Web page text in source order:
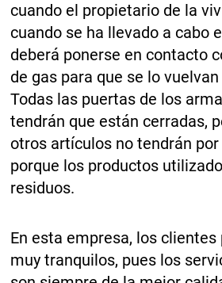
cuando el propietario de la
cuando se ha llevado a cabo
deberá ponerse en contacto
de gas para que se lo
Todas las puertas de los
tendrán que están cerradas,
otros artículos no tendrán
porque los productos
residuos.
En esta empresa, los clientes
muy tranquilos, pues los